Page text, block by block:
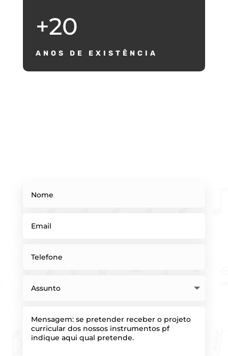
+20
ANOS DE EXISTÊNCIA